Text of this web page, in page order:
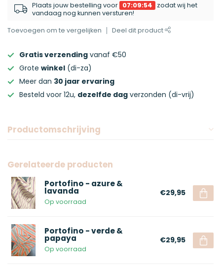
Plaats jouw bestelling voor 07:09:54 zodat wij het
vandaag nog kunnen versturen!
Toevoegen om te vergelijken Deel dit product
Gratis verzending vanaf €50
Grote winkel (di-za)
Meer dan 30 jaar ervaring
Besteld voor 12u, dezelfde dag verzonden (di-vrij)
Productomschrijving
Gerelateerde producten
Portofino - azure &
lavanda
Op voorraad
€29,95
Portofino - verde &
papaya
Op voorraad
€29,95